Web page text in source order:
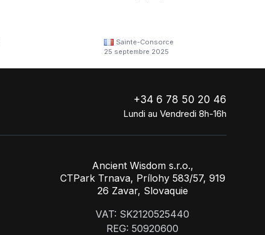
Sainte-Consorce
25 septembre 2025
+34 6 78 50 20 46
Lundi au Vendredi 8h-16h
Ancient Wisdom s.r.o.,
CTPark Trnava, Prílohy 583/57, 919
26 Zavar, Slovaquie
VAT: SK2120525440
REG: 50920600